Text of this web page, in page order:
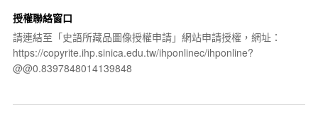
授權聯絡窗口
請連結至「史語所藏品圖像授權申請」網站申請授權，網址：
https://copyrite.ihp.sinica.edu.tw/ihponlinec/ihponline?
@@0.8397848014139848